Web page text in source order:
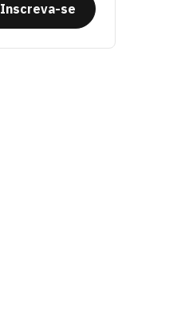
Inscreva-se